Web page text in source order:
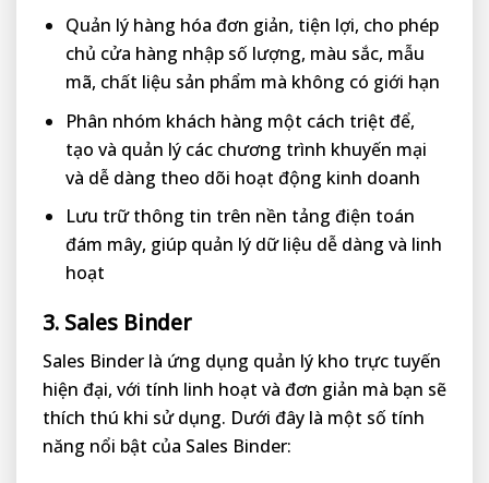
Quản lý hàng hóa đơn giản, tiện lợi, cho phép
chủ cửa hàng nhập số lượng, màu sắc, mẫu
mã, chất liệu sản phẩm mà không có giới hạn
Phân nhóm khách hàng một cách triệt để,
tạo và quản lý các chương trình khuyến mại
và dễ dàng theo dõi hoạt động kinh doanh
Lưu trữ thông tin trên nền tảng điện toán
đám mây, giúp quản lý dữ liệu dễ dàng và linh
hoạt
3. Sales Binder
Sales Binder là ứng dụng quản lý kho trực tuyến
hiện đại, với tính linh hoạt và đơn giản mà bạn sẽ
thích thú khi sử dụng. Dưới đây là một số tính
năng nổi bật của Sales Binder: